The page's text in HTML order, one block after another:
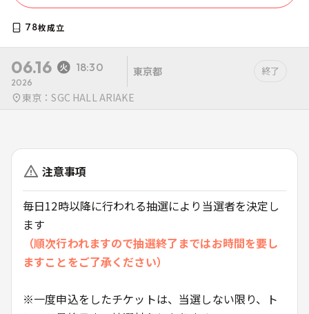
78枚成立
06.16 18:30
2026
東京都 終了
東京：SGC HALL ARIAKE
注意事項
毎日12時以降に行われる抽選により当選者を決定し
ます
（順次行われますので抽選終了まではお時間を要し
ますことをご了承ください）
※一度申込をしたチケットは、当選しない限り、ト